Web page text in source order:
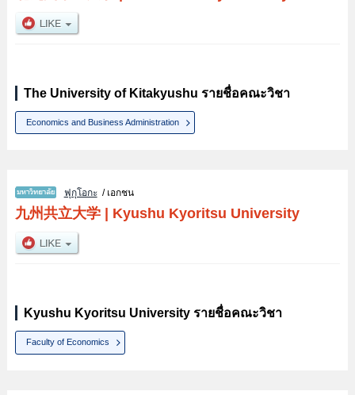
The University of Kitakyushu รายชื่อคณะวิชา
Economics and Business Administration
ฟุกุโอกะ/ เอกชน
九州共立大学| Kyushu Kyoritsu University
Kyushu Kyoritsu University รายชื่อคณะวิชา
Faculty of Economics